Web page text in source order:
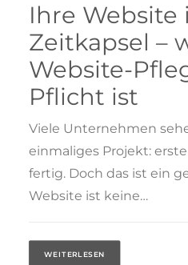
Ihre Website
Zeitkapsel –
Website-
Pflicht ist
Viele Unternehmen
einmaliges Projekt:
fertig. Doch das ist ein
Website ist keine…
WEITERLESEN